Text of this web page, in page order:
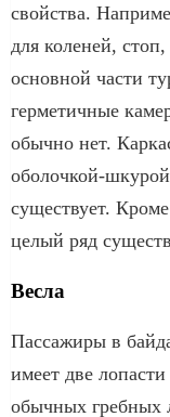
свойства.
для коленей,
основной части
герметичные
обычно нет.
оболочкой-
существует.
целый ряд
Весла
Пассажиры в
имеет две
обычных гребных